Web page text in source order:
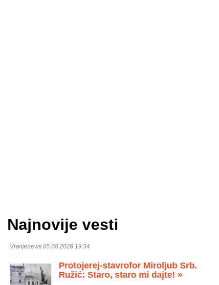
Najnovije vesti
Vranjenews 05.08.2026 19:34
Protojerej-stavrofor Miroljub Srb.
Ružić: Staro, staro mi dajte! »